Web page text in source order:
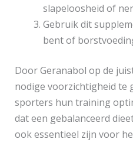
slapeloosheid of
Gebruik dit
bent of
Door Geranabol op de
nodige voorzichtigheid te
sporters hun training
dat een gebalanceerd
ook essentieel zijn voor